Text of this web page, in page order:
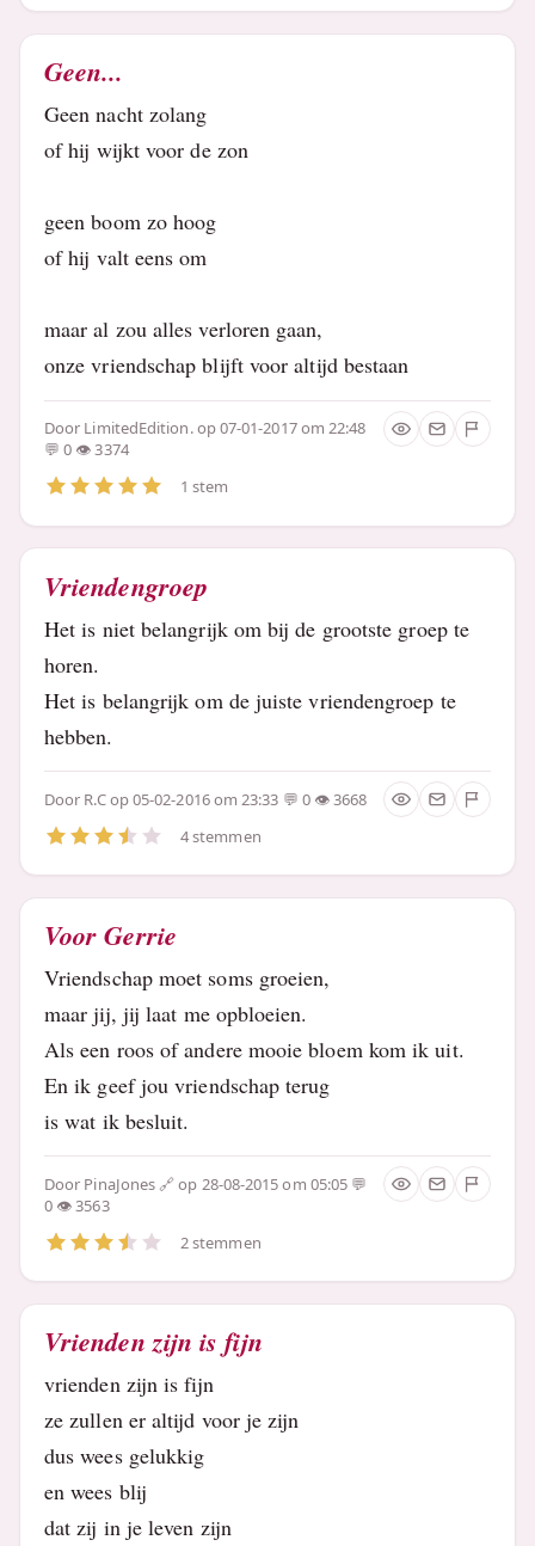
Geen...
Geen nacht zolang
of hij wijkt voor de zon
geen boom zo hoog
of hij valt eens om
maar al zou alles verloren gaan,
onze vriendschap blijft voor altijd bestaan
Door LimitedEdition.op 07-01-2017 om 22:48
0
3374
1 stem
Vriendengroep
Het is niet belangrijk om bij de grootste groep te
horen.
Het is belangrijk om de juiste vriendengroep te
hebben.
Door R.Cop 05-02-2016 om 23:33 0
3668
4 stemmen
Voor Gerrie
Vriendschap moet soms groeien,
maar jij, jij laat me opbloeien.
Als een roos of andere mooie bloem kom ik uit.
En ik geef jou vriendschap terug
is wat ik besluit.
Door PinaJones
op 28-08-2015 om 05:05
0
3563
2 stemmen
Vrienden zijn is fijn
vrienden zijn is fijn
ze zullen er altijd voor je zijn
dus wees gelukkig
en wees blij
dat zij in je leven zijn